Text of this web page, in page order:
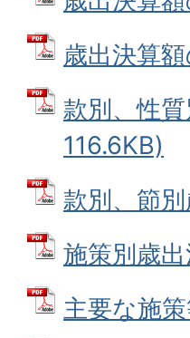
歳出決算
款別、性
116.6KB)
款別、節
施策別歳
主要な施